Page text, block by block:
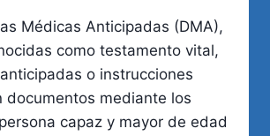
Médicas Anticipadas (DMA),
como testamento vital,
o instrucciones
documentos mediante los
capaz y mayor de edad